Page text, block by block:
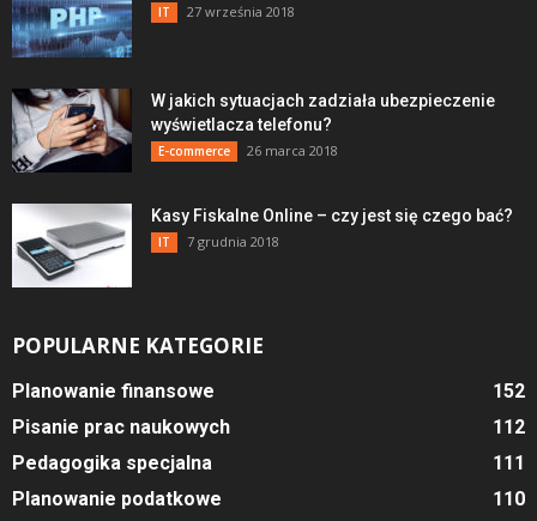
IT 27 września 2018
W jakich sytuacjach zadziała ubezpieczenie
wyświetlacza telefonu?
E-commerce 26 marca 2018
Kasy Fiskalne Online – czy jest się czego bać?
IT 7 grudnia 2018
POPULARNE KATEGORIE
Planowanie finansowe
152
Pisanie prac naukowych
112
Pedagogika specjalna
111
Planowanie podatkowe
110